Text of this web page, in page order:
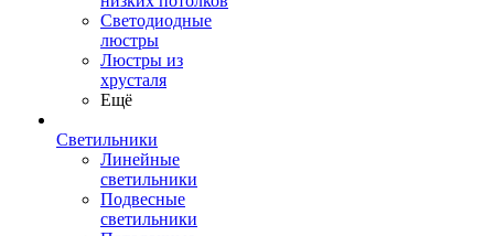
Cветодиодные
люстры
Люстры из
хрусталя
Ещё
Светильники
Линейные
светильники
Подвесные
светильники